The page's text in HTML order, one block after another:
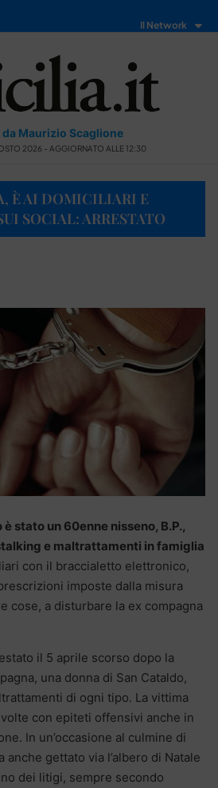
Il Network
da Maurizio Scaglione
2026 - AGGIORNATO ALLE 12:30
È AI DOMICILIARI E
SOCIAL: ARRESTATO
stato un 60enne nisseno, B.P.,
e maltrattamenti in famiglia
con il braccialetto elettronico,
imposte dalla misura
cose, a disturbare la ex compagna
il 5 aprile scorso dopo la
una donna di San Cataldo,
di ogni tipo. La vittima
con epiteti offensivi anche in
In un’occasione al culmine di
anche gettato via l’albero di Natale
dei litigi, sempre secondo